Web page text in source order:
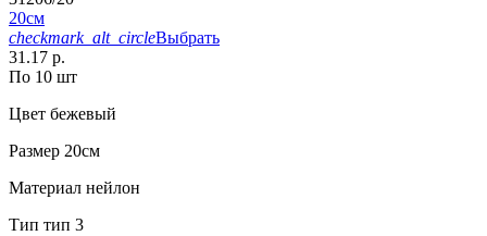
20см
checkmark_alt_circleВыбрать
31.17 р.
По 10 шт
Цвет бежевый
Размер 20см
Материал нейлон
Тип тип 3